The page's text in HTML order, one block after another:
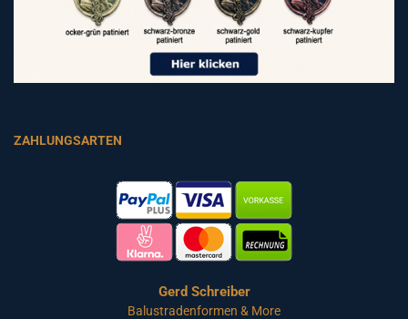
ZAHLUNGSARTEN
Gerd Schreiber
Balustradenformen & More